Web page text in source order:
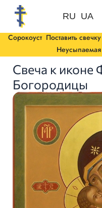
Перейти
содержимому
RU UA
Сорокоуст Поставить свечку
Свеча к иконе
Богородицы